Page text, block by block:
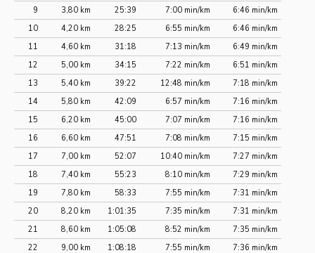
9
3,80 km 25:39 7:00 min/km
6:46 min/km
10
4,20 km 28:25 6:55 min/km
6:46 min/km
11
4,60 km 31:18 7:13 min/km
6:49 min/km
12
5,00 km 34:15 7:22 min/km
6:51 min/km
13
5,40 km 39:22 12:48 min/km
7:18 min/km
14
5,80 km 42:09 6:57 min/km
7:16 min/km
15
6,20 km 45:00 7:07 min/km
7:16 min/km
16
6,60 km 47:51 7:08 min/km
7:15 min/km
17
7,00 km 52:07 10:40 min/km
7:27 min/km
18
7,40 km 55:23 8:10 min/km
7:29 min/km
19
7,80 km 58:33 7:55 min/km
7:31 min/km
20
8,20 km 1:01:35 7:35 min/km
7:31 min/km
21
8,60 km 1:05:08 8:52 min/km
7:35 min/km
22
9,00 km 1:08:18 7:55 min/km
7:36 min/km